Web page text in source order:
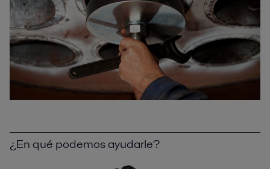
¿En qué podemos ayudarle?